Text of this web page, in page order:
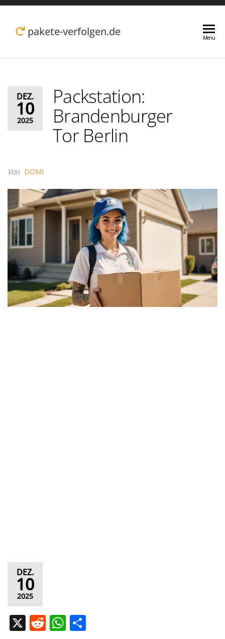
Zum
Inhalt pakete-verfolgen.de Menü
DEZ.
10
2025
Packstation:
Brandenburger
Tor Berlin
Von DOMI
DEZ.
10
2025
X R W